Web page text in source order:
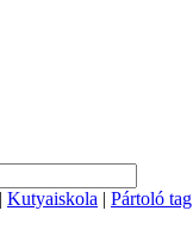
| Kutyaiskola | Pártoló tag